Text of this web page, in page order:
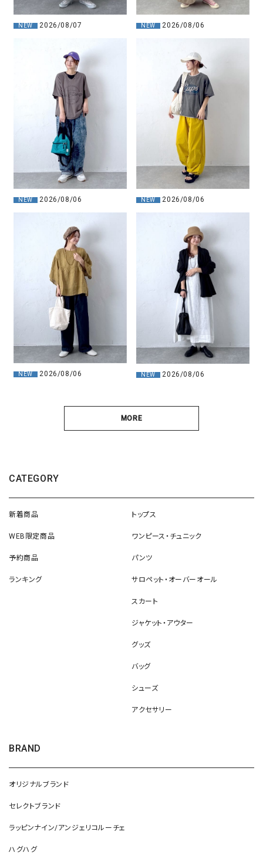
NEW 2026/08/07 NEW 2026/08/06
NEW 2026/08/06 NEW 2026/08/06
NEW 2026/08/06 NEW 2026/08/06
MORE
CATEGORY
新着商品
WEB限定商品
予約商品
ランキング
トップス
ワンピース・チュニック
パンツ
サロペット・オーバーオール
スカート
ジャケット・アウター
グッズ
バッグ
シューズ
アクセサリー
BRAND
オリジナルブランド
セレクトブランド
ラッピンナイン/アンジェリコルーチェ
ハグハグ